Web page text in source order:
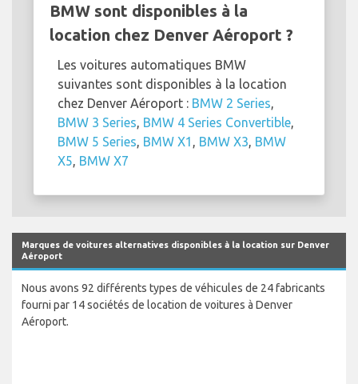
BMW sont disponibles à la
location chez Denver Aéroport ?
Les voitures automatiques BMW
suivantes sont disponibles à la location
chez Denver Aéroport : BMW 2 Series,
BMW 3 Series, BMW 4 Series Convertible,
BMW 5 Series, BMW X1 , BMW X3, BMW
X5, BMW X7
Marques de voitures alternatives disponibles à la location sur Denver
Aéroport
Nous avons 92 différents types de véhicules de 24 fabricants
fourni par 14 sociétés de location de voitures à Denver
Aéroport.